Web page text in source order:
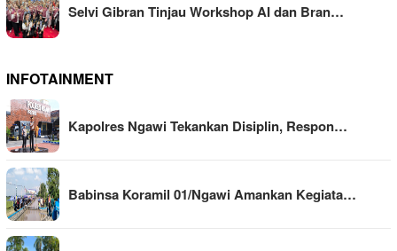
Selvi Gibran Tinjau Workshop AI dan Bran…
INFOTAINMENT
Kapolres Ngawi Tekankan Disiplin, Respon…
Babinsa Koramil 01/Ngawi Amankan Kegiata…